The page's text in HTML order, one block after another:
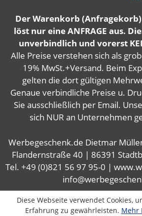
Der Warenkorb
löst nur eine ANFRAGE aus.
unverbindlich und vorerst
Alle Preise verstehen sich als
19% MwSt.+Versand. Beim
gelten die dort gültigen
Genaue verbindliche Preise u.
Sie ausschließlich per Email.
sich NUR an Unternehmen
Werbegeschenk.de Dietmar
Flandernstraße 40 | 86391
Tel. +49 (0)821 56 97 95-0 |
Diese Webseite verwendet Cookies,
Erfahrung zu gewährleisten. Mehr